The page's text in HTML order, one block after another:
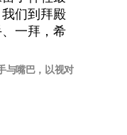
们到拜殿
一拜，希
与嘴巴，以视对